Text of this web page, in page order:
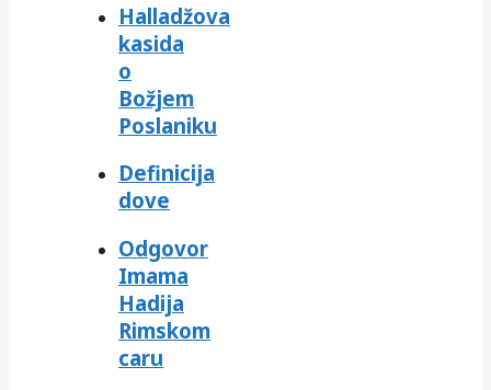
Halladžova
kasida
o
Božjem
Poslaniku
Definicija
dove
Odgovor
Imama
Hadija
Rimskom
caru